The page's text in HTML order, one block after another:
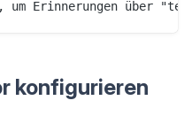
konfigurieren